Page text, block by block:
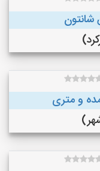
شانتون
و متری